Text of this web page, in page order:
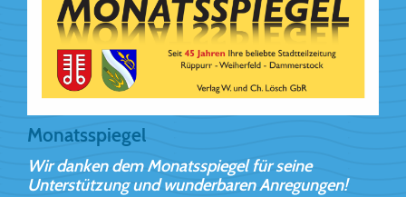
Monatsspiegel
Wir danken dem Monatsspiegel für seine
Unterstützung und wunderbaren Anregungen!